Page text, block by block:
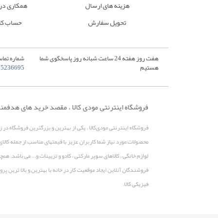
هزینه های ارسال
تحویل سفارش
همکاری
حساب
هفت روز هفته 24 ساعت شبانه روز پاسخگوی شما
هستیم
شماره
فروشگاه اینترنتی مودی کالا ، مقصد خرید های
فروشگاه اینترنتی مودی‌کالا ، یکی از بهترین و بزرگترین فروشگاه
محصولات مورد نیاز شما کاربران عزیز با قیمتهای مناسب از جمله
لوازم خانگی ، کالاهای سوپر مارکتی ، کادو و تزیینات و... می
فروشندگان آنلاین ایجاد موقعیت کار در خانه با بهترین و بالا
فیزیکی کالا.